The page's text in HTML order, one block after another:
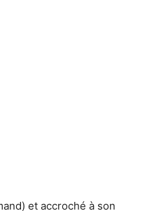
et accroché à son